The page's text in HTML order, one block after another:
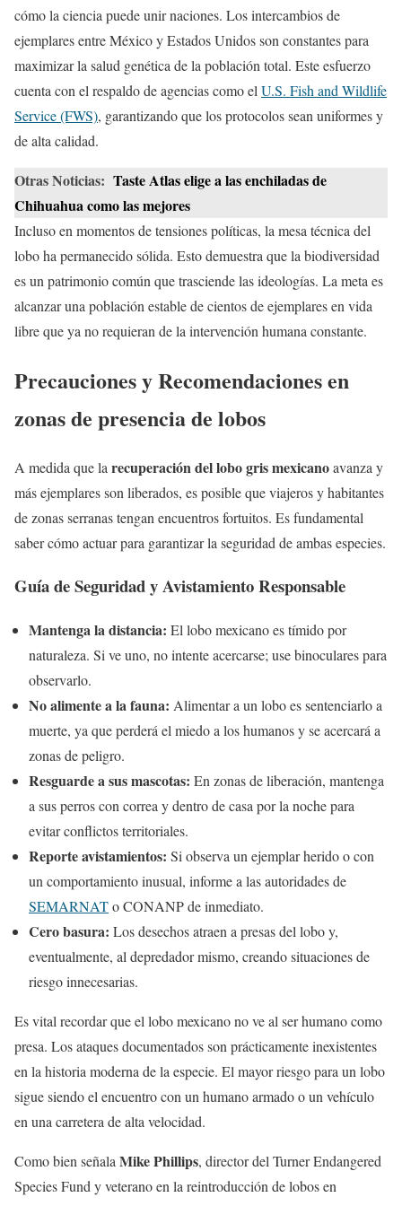
cómo la ciencia puede unir naciones. Los intercambios de
ejemplares entre México y Estados Unidos son constantes para
maximizar la salud genética de la población total. Este esfuerzo
cuenta con el respaldo de agencias como el U.S. Fish and Wildlife
Service (FWS), garantizando que los protocolos sean uniformes y
de alta calidad.
Otras Noticias: Taste Atlas elige a las enchiladas de
Chihuahua como las mejores
Incluso en momentos de tensiones políticas, la mesa técnica del
lobo ha permanecido sólida. Esto demuestra que la biodiversidad
es un patrimonio común que trasciende las ideologías. La meta es
alcanzar una población estable de cientos de ejemplares en vida
libre que ya no requieran de la intervención humana constante.
Precauciones y Recomendaciones en
zonas de presencia de lobos
A medida que la recuperación del lobo gris mexicanoavanza y
más ejemplares son liberados, es posible que viajeros y habitantes
de zonas serranas tengan encuentros fortuitos. Es fundamental
saber cómo actuar para garantizar la seguridad de ambas especies.
Guía de Seguridad y Avistamiento Responsable
Mantenga la distancia: El lobo mexicano es tímido por
naturaleza. Si ve uno, no intente acercarse; use binoculares para
observarlo.
No alimente a la fauna: Alimentar a un lobo es sentenciarlo a
muerte, ya que perderá el miedo a los humanos y se acercará a
zonas de peligro.
Resguarde a sus mascotas: En zonas de liberación, mantenga
a sus perros con correa y dentro de casa por la noche para
evitar conflictos territoriales.
Reporte avistamientos: Si observa un ejemplar herido o con
un comportamiento inusual, informe a las autoridades de
SEMARNATo CONANP de inmediato.
Cero basura: Los desechos atraen a presas del lobo y,
eventualmente, al depredador mismo, creando situaciones de
riesgo innecesarias.
Es vital recordar que el lobo mexicano no ve al ser humano como
presa. Los ataques documentados son prácticamente inexistentes
en la historia moderna de la especie. El mayor riesgo para un lobo
sigue siendo el encuentro con un humano armado o un vehículo
en una carretera de alta velocidad.
Como bien señala Mike Phillips, director del Turner Endangered
Species Fund y veterano en la reintroducción de lobos en